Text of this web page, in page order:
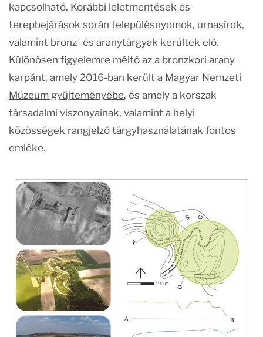
kapcsolható. Korábbi leletmentések és
terepbejárások során településnyomok, urnasírok,
valamint bronz- és aranytárgyak kerültek elő.
Különösen figyelemre méltó az a bronzkori arany
karpánt, amely 2016-ban került a Magyar Nemzeti
Múzeum gyűjteményébe, és amely a korszak
társadalmi viszonyainak, valamint a helyi
közösségek rangjelző tárgyhasználatának fontos
emléke.